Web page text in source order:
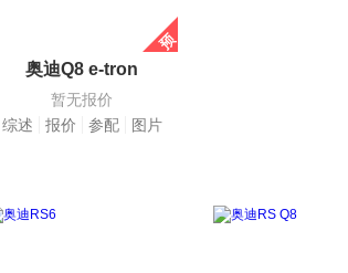
奥迪Q8 e-tron
暂无报价
综述
报价 参配 图片